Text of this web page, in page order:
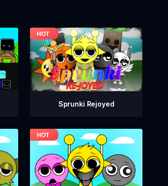
Sprunki Rejoyed